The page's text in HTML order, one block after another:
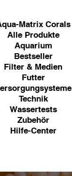
Matrix Corals
Alle Produkte
Aquarium
Bestseller
Filter & Medien
Futter
Technik
Wassertests
Zubehör
Hilfe-Center